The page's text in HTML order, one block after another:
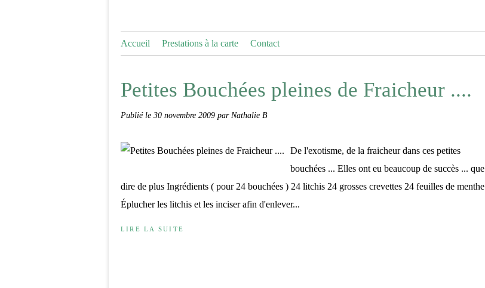
Accueil Prestations à la carte Contact
Petites Bouchées pleines de Fraicheur ....
Publié le 30 novembre 2009 par Nathalie B
De l'exotisme, de la fraicheur dans ces petites
bouchées ... Elles ont eu beaucoup de succès ... que
dire de plus Ingrédients ( pour 24 bouchées ) 24 litchis 24 grosses crevettes 24 feuilles de menthe
Éplucher les litchis et les inciser afin d'enlever...
LIRE LA SUITE